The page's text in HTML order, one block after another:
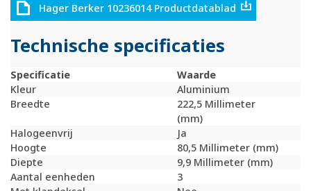
Hager Berker 10236014 Productdatablad
Technische specificaties
Specificatie
Waarde
Kleur
Aluminium
Breedte
222,5 Millimeter
(mm)
Halogeenvrij
Ja
Hoogte
80,5 Millimeter (mm)
Diepte
9,9 Millimeter (mm)
Aantal eenheden
3